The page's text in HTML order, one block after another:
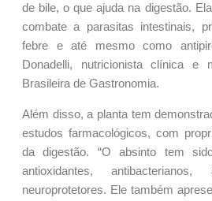
de bile, o que ajuda na digestão.
combate a parasitas intestinais,
febre e até mesmo como
Donadelli, nutricionista clínica e
Brasileira de Gastronomia.
Além disso, a planta tem
estudos farmacológicos, com
da digestão. “O absinto tem
antioxidantes,
neuroprotetores. Ele também